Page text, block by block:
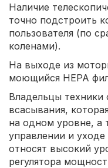
Наличие
точно подстроить
пользователя (по
коленами).
На выходе из
моющийся HEPA
Владельцы
всасывания,
на одном уровне, а
управлении и
относят высокий
регулятора